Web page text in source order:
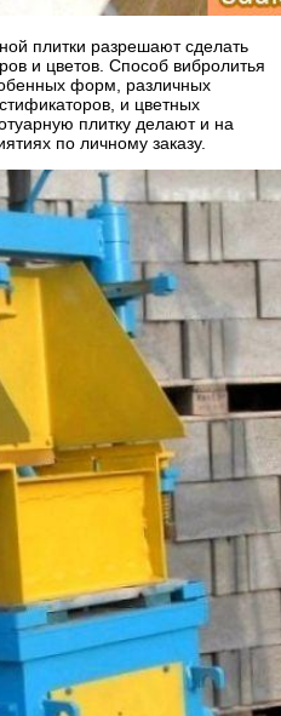
плитки разрешают сделать
и цветов. Способ вибролитья
форм, различных
и цветных
плитку делают и на
по личному заказу.